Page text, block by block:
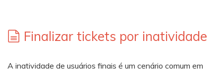
Finalizar tickets por inatividade
A inatividade de usuários finais é um cenário comum em